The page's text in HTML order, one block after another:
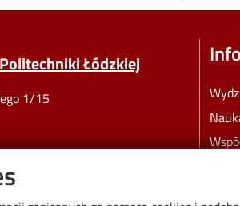
Łódzkiej
1/15